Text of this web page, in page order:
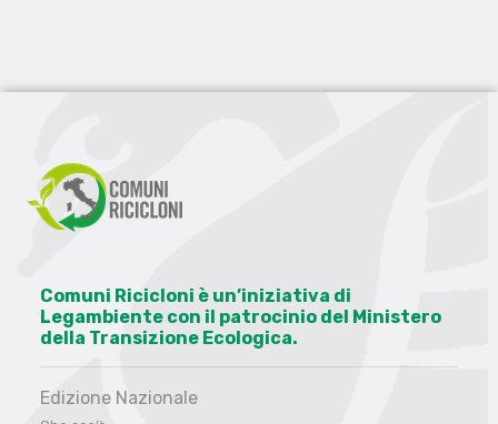
Comuni Ricicloni è un’iniziativa di
Legambiente con il patrocinio del Ministero
della Transizione Ecologica.
Edizione Nazionale